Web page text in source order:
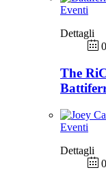
Eventi
Dettagli
The
Eventi
Dettagli